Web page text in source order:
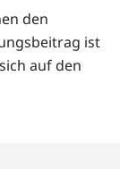
den
ist
auf den